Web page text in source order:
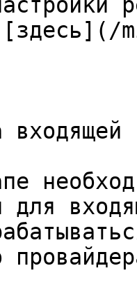
входящей
для